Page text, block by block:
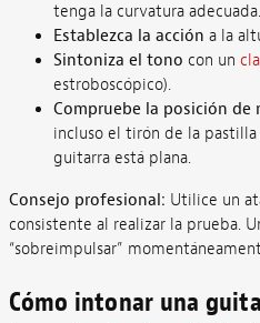
tenga la curvatura adecuada.
Establezca la acción a la
Sintoniza el tono con un
estroboscópico).
Compruebe la posición de
incluso el tirón de la
guitarra está plana.
Consejo profesional: Utilice un
consistente al realizar la prueba.
“sobreimpulsar”
Cómo intonar una